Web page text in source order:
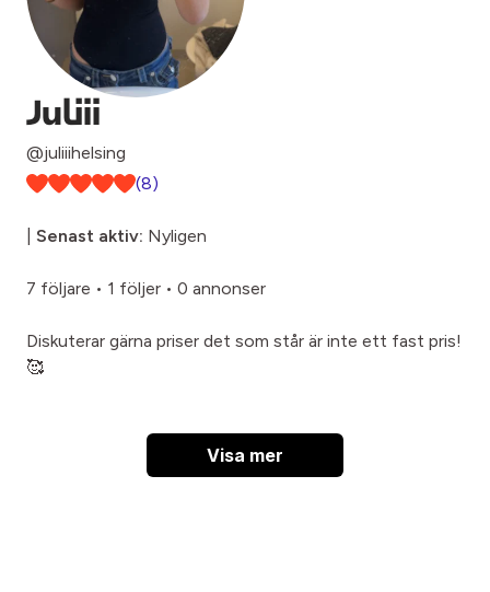
Juliii
@juliiihelsing
(8)
Senast aktiv: Nyligen
7 följare • 1 följer • 0 annonser
Diskuterar gärna priser det som står är inte ett fast pris!
🥰
Visa mer